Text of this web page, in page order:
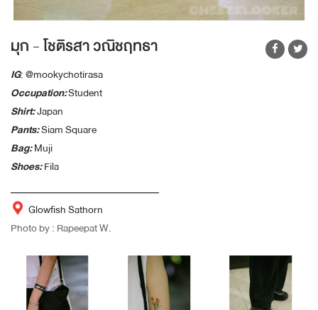
มุก - โชติรสา วณิชฤทธา
IG: @mookychotirasa
Occupation:Student
Shirt:Japan
Pants:Siam Square
Bag:Muji
Shoes:Fila
Glowfish Sathorn
Photo by : Rapeepat W.